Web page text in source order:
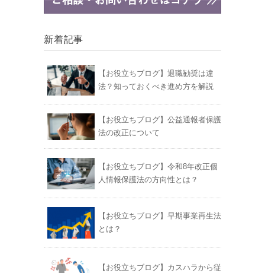
新着記事
【お役立ちブログ】退職勧奨は違
法？知っておくべき進め方を解説
【お役立ちブログ】公益通報者保護
法の改正について
【お役立ちブログ】令和8年改正個
人情報保護法の方向性とは？
【お役立ちブログ】早期事業再生法
とは？
【お役立ちブログ】カスハラから従